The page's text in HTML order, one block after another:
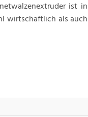
ist in
wirtschaftlich als auch